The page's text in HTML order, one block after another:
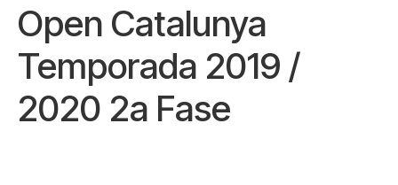
Open Catalunya
Temporada 2019 /
2020 2a Fase